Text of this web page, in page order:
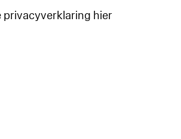
privacyverklaring hier